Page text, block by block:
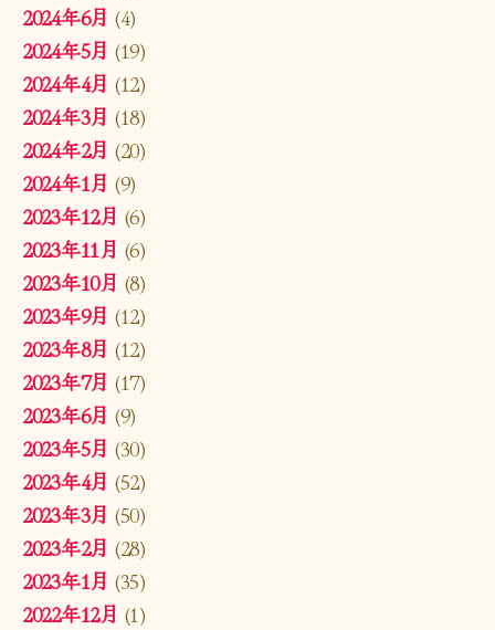
2024年6月 (4)
2024年5月 (19)
2024年4月 (12)
2024年3月 (18)
2024年2月 (20)
2024年1月 (9)
2023年12月 (6)
2023年11月 (6)
2023年10月 (8)
2023年9月 (12)
2023年8月 (12)
2023年7月 (17)
2023年6月 (9)
2023年5月 (30)
2023年4月 (52)
2023年3月 (50)
2023年2月 (28)
2023年1月 (35)
2022年12月 (1)